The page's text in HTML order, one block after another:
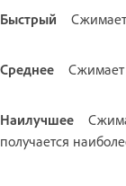
Быстрый Сжимает
Среднее Сжимает
Наилучшее
получается